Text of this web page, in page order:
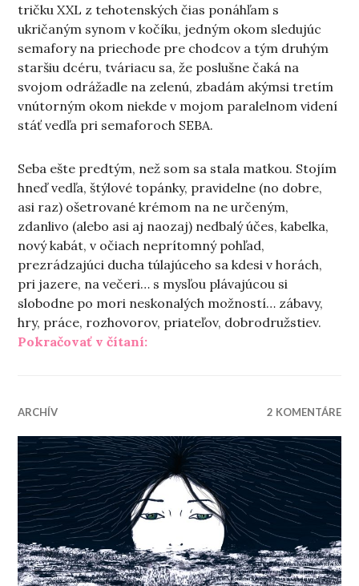
tričku XXL z tehotenských čias ponáhľam s
ukričaným synom v kočíku, jedným okom sledujúc
semafory na priechode pre chodcov a tým druhým
staršiu dcéru, tváriacu sa, že poslušne čaká na
svojom odrážadle na zelenú, zbadám akýmsi tretím
vnútorným okom niekde v mojom paralelnom videní
stáť vedľa pri semaforoch SEBA.
Seba ešte predtým, než som sa stala matkou. Stojím
hneď vedľa, štýlové topánky, pravidelne (no dobre,
asi raz) ošetrované krémom na ne určeným,
zdanlivo (alebo asi aj naozaj) nedbalý účes, kabelka,
nový kabát, v očiach neprítomný pohľad,
prezrádzajúci ducha túlajúceho sa kdesi v horách,
pri jazere, na večeri… s mysľou plávajúcou si
slobodne po mori neskonalých možností… zábavy,
hry, práce, rozhovorov, priateľov, dobrodružstiev.
Pokračovať v čítaní:„Ako ma (ne)zmenilo materstvo“
ARCHÍV 2 KOMENTÁRE